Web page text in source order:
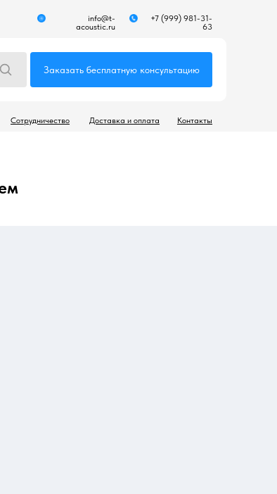
Заказать бесплатную консультацию
+7 (999) 981-31-
63
Сотрудничество Контакты
Доставка и оплата
info@t-
acoustic.ru